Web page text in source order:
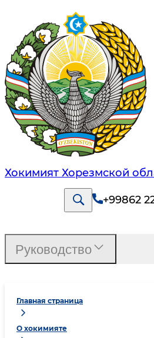
Хокимият Хорезмской
+99862
Главная страница
О хокимияте
Руководство